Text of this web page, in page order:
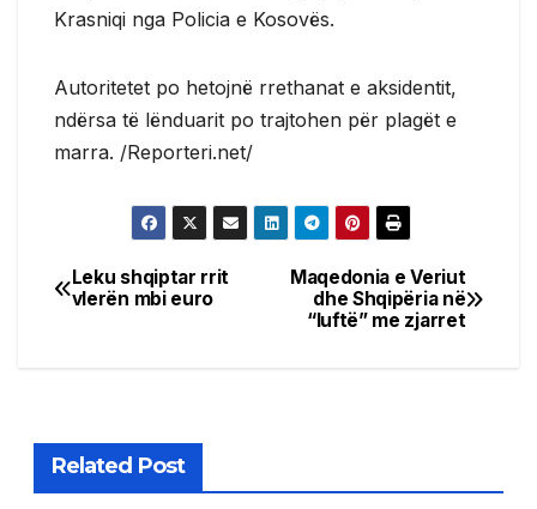
Krasniqi nga Policia e Kosovës.
Autoritetet po hetojnë rrethanat e aksidentit,
ndërsa të lënduarit po trajtohen për plagët e
marra. /Reporteri.net/
Post
Maqedonia e Veriut
dhe Shqipëria në
“luftë” me zjarret
Leku shqiptar rrit
vlerën mbi euro
Related Post